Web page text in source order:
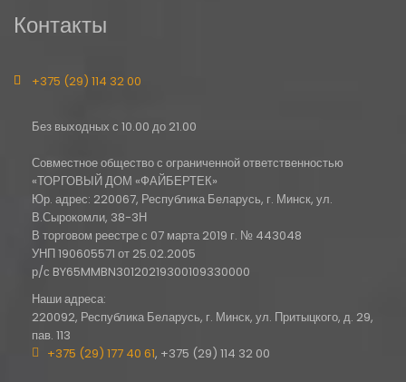
Контакты
+375 (29) 114 32 00
Без выходных с 10.00 до 21.00
Совместное общество с ограниченной ответственностью
«ТОРГОВЫЙ ДОМ «ФАЙБЕРТЕК»
Юр. адрес: 220067, Республика Беларусь, г. Минск, ул.
В.Сырокомли, 38-3Н
В торговом реестре с 07 марта 2019 г. № 443048
УНП 190605571 от 25.02.2005
р/с BY65MMBN30120219300109330000
Наши адреса:
220092, Республика Беларусь, г. Минск, ул. Притыцкого, д. 29,
пав. 113
+375 (29) 177 40 61, +375 (29) 114 32 00